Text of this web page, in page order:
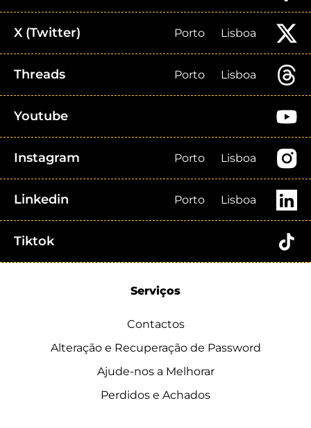
X (Twitter) Porto Lisboa
Threads Porto Lisboa
Youtube
Instagram Porto Lisboa
Linkedin Porto Lisboa
Tiktok
Serviços
Contactos
Alteração e Recuperação de Password
Ajude-nos a Melhorar
Perdidos e Achados